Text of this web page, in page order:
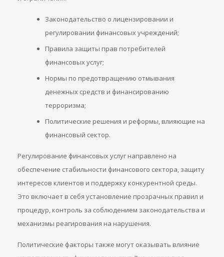
Законодательство о лицензировании и
регулировании финансовых учреждений;
Правила защиты прав потребителей
финансовых услуг;
Нормы по предотвращению отмывания
денежных средств и финансированию
терроризма;
Политические решения и реформы, влияющие на
финансовый сектор.
Регулирование финансовых услуг направлено на
обеспечение стабильности финансового сектора, защиту
интересов клиентов и поддержку конкурентной среды.
Это включает в себя установление прозрачных правил и
процедур, контроль за соблюдением законодательства и
механизмы реагирования на нарушения.
Политические факторы также могут оказывать влияние